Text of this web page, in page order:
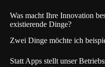
Was macht Ihre Innovation
existierende Dinge?
Zwei Dinge möchte ich
Statt Apps stellt unser